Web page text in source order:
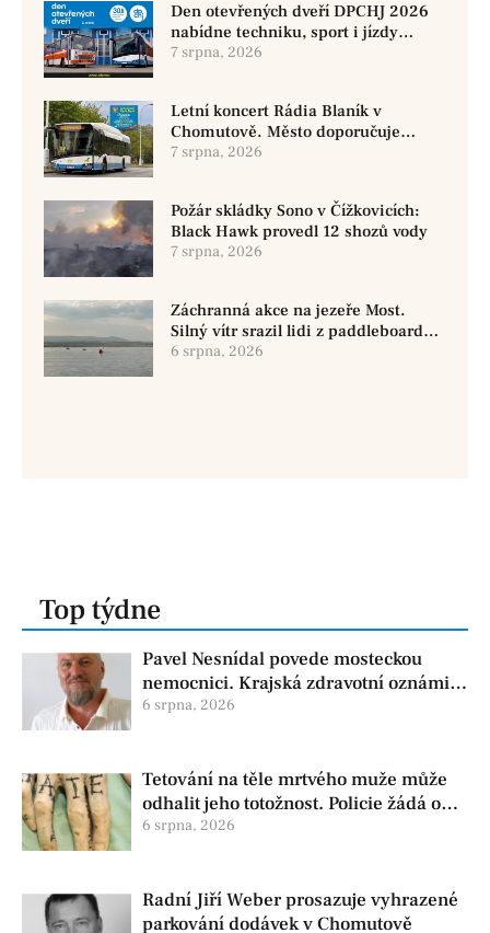
Den otevřených dveří DPCHJ 2026
nabídne techniku, sport i jízdy
historickými vozy
7 srpna, 2026
Letní koncert Rádia Blaník v
Chomutově. Město doporučuje
využít MHD
7 srpna, 2026
Požár skládky Sono v Čížkovicích:
Black Hawk provedl 12 shozů vody
7 srpna, 2026
Záchranná akce na jezeře Most.
Silný vítr srazil lidi z paddleboardů,
dvě osoby se pohřešují
6 srpna, 2026
Top týdne
Pavel Nesnídal povede mosteckou
nemocnici. Krajská zdravotní oznámila
změnu ve vedení
6 srpna, 2026
Tetování na těle mrtvého muže může
odhalit jeho totožnost. Policie žádá o
pomoc
6 srpna, 2026
Radní Jiří Weber prosazuje vyhrazené
parkování dodávek v Chomutově